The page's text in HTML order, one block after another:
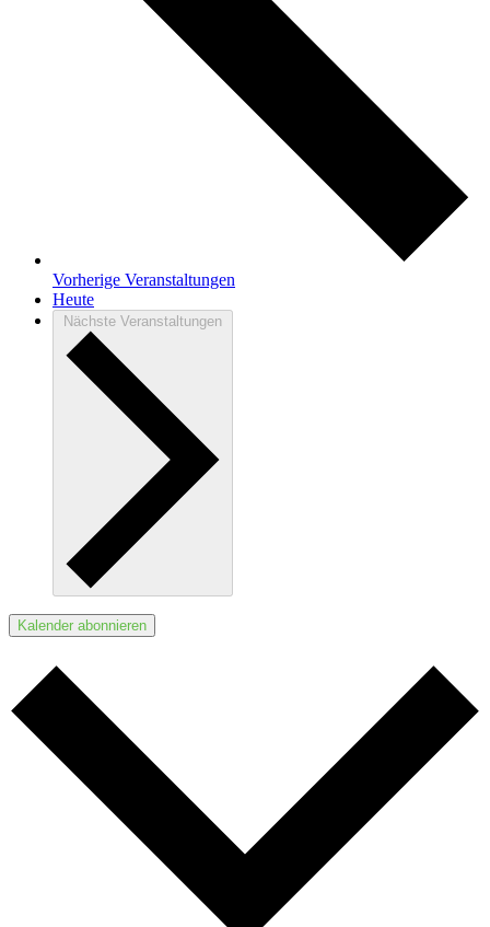
Vorherige Veranstaltungen
Heute
Nächste Veranstaltungen
Kalender abonnieren